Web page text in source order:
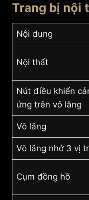
Trang bị nội
Nội dung
Nội thất
Nút điều khiển
ứng trên vô lăng
Vô lăng
Vô lăng nhớ 3 vị
Cụm đồng hồ